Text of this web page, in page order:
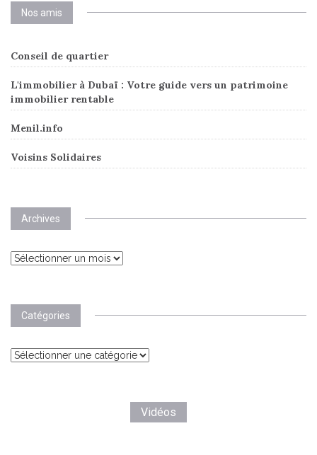
Nos amis
Conseil de quartier
L'immobilier à Dubaï : Votre guide vers un patrimoine
immobilier rentable
Menil.info
Voisins Solidaires
Archives
Archives
Catégories
Catégories
Vidéos